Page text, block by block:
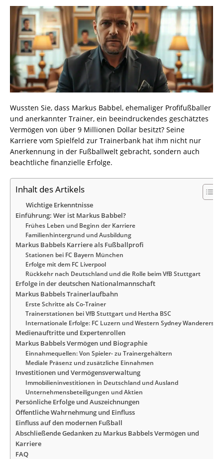
Wussten Sie, dass Markus Babbel, ehemaliger Profifußballer
und anerkannter Trainer, ein beeindruckendes geschätztes
Vermögen von über 9 Millionen Dollar besitzt? Seine
Karriere vom Spielfeld zur Trainerbank hat ihm nicht nur
Anerkennung in der Fußballwelt gebracht, sondern auch
beachtliche finanzielle Erfolge.
Inhalt des Artikels
Wichtige Erkenntnisse
Einführung: Wer ist Markus Babbel?
Frühes Leben und Beginn der Karriere
Familienhintergrund und Ausbildung
Markus Babbels Karriere als Fußballprofi
Stationen bei FC Bayern München
Erfolge mit dem FC Liverpool
Rückkehr nach Deutschland und die Rolle beim VfB Stuttgart
Erfolge in der deutschen Nationalmannschaft
Markus Babbels Trainerlaufbahn
Erste Schritte als Co-Trainer
Trainerstationen bei VfB Stuttgart und Hertha BSC
Internationale Erfolge: FC Luzern und Western Sydney Wanderers
Medienauftritte und Expertenrollen
Markus Babbels Vermögen und Biographie
Einnahmequellen: Von Spieler- zu Trainergehältern
Mediale Präsenz und zusätzliche Einnahmen
Investitionen und Vermögensverwaltung
Immobilieninvestitionen in Deutschland und Ausland
Unternehmensbeteiligungen und Aktien
Persönliche Erfolge und Auszeichnungen
Öffentliche Wahrnehmung und Einfluss
Einfluss auf den modernen Fußball
Abschließende Gedanken zu Markus Babbels Vermögen und
Karriere
FAQ